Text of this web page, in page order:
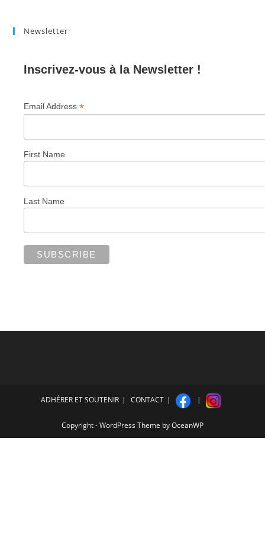
Newsletter
Inscrivez-vous à la Newsletter !
Email Address*
First Name
Last Name
ADHÉRER ET SOUTENIR CONTACT
Copyright - WordPress Theme by OceanWP